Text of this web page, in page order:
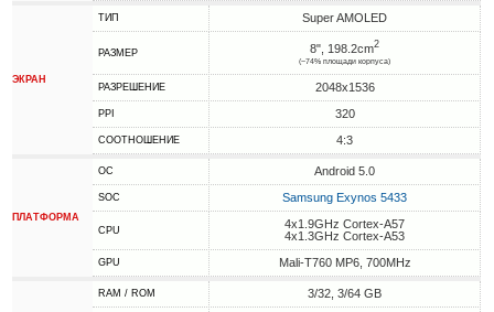
ЭКРАН
ТИП Super AMOLED
РАЗМЕР 8", 198.2cm2
(~74% площади корпуса)
РАЗРЕШЕНИЕ 2048x1536
PPI 320
СООТНОШЕНИЕ 4:3
ПЛАТФОРМА
ОС Android 5.0
SOC Samsung Exynos 5433
CPU
4x1.9GHz Cortex-A57
4x1.3GHz Cortex-A53
GPU Mali-T760 MP6, 700MHz
RAM / ROM 3/32, 3/64 GB